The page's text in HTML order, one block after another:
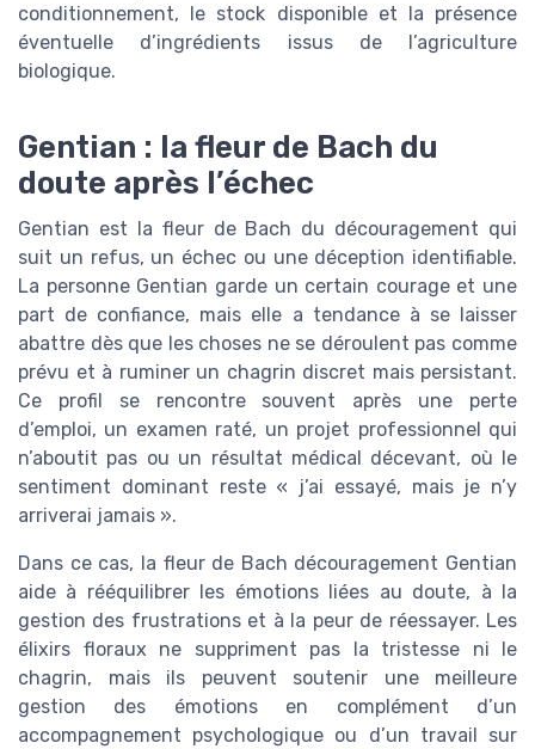
conditionnement, le stock disponible et la présence
éventuelle d’ingrédients issus de l’agriculture
biologique.
Gentian : la fleur de Bach du
doute après l’échec
Gentian est la fleur de Bach du découragement qui
suit un refus, un échec ou une déception identifiable.
La personne Gentian garde un certain courage et une
part de confiance, mais elle a tendance à se laisser
abattre dès que les choses ne se déroulent pas comme
prévu et à ruminer un chagrin discret mais persistant.
Ce profil se rencontre souvent après une perte
d’emploi, un examen raté, un projet professionnel qui
n’aboutit pas ou un résultat médical décevant, où le
sentiment dominant reste « j’ai essayé, mais je n’y
arriverai jamais ».
Dans ce cas, la fleur de Bach découragement Gentian
aide à rééquilibrer les émotions liées au doute, à la
gestion des frustrations et à la peur de réessayer. Les
élixirs floraux ne suppriment pas la tristesse ni le
chagrin, mais ils peuvent soutenir une meilleure
gestion des émotions en complément d’un
accompagnement psychologique ou d’un travail sur